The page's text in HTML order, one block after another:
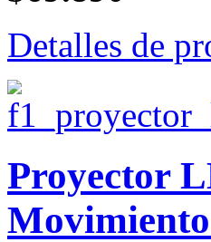
Detalles de
Proyector